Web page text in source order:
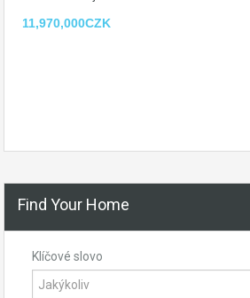
11,970,000CZK
Find Your Home
Klíčové slovo